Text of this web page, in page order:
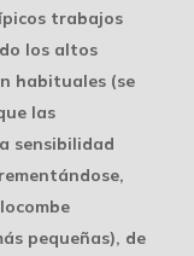
trabajos
los altos
habituales (se
las
sensibilidad
pequeñas), de